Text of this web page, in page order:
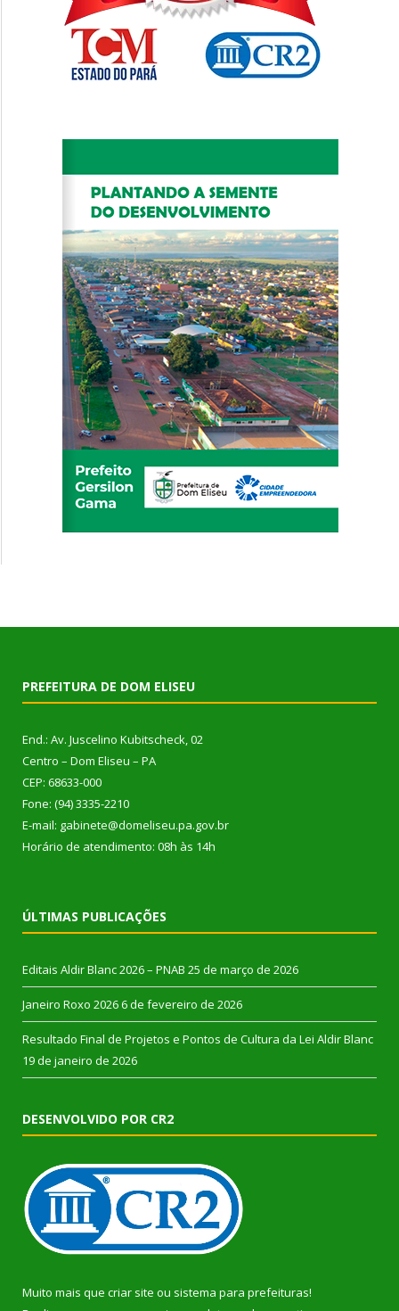
PREFEITURA DE DOM ELISEU
End.: Av. Juscelino Kubitscheck, 02
Centro – Dom Eliseu – PA
CEP: 68633-000
Fone: (94) 3335-2210
E-mail: gabinete@domeliseu.pa.gov.br
Horário de atendimento: 08h às 14h
ÚLTIMAS PUBLICAÇÕES
Editais Aldir Blanc 2026 – PNAB 25 de março de 2026
Janeiro Roxo 2026 6 de fevereiro de 2026
Resultado Final de Projetos e Pontos de Cultura da Lei Aldir Blanc
19 de janeiro de 2026
DESENVOLVIDO POR CR2
Muito mais que criar site ou sistema para prefeituras!